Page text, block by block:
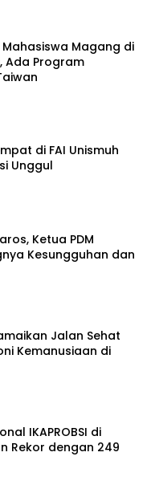
Mahasiswa Magang di
Ada Program
di FAI Unismuh
Unggul
Ketua PDM
Kesungguhan dan
Jalan Sehat
Kemanusiaan di
IKAPROBSI di
Rekor dengan 249